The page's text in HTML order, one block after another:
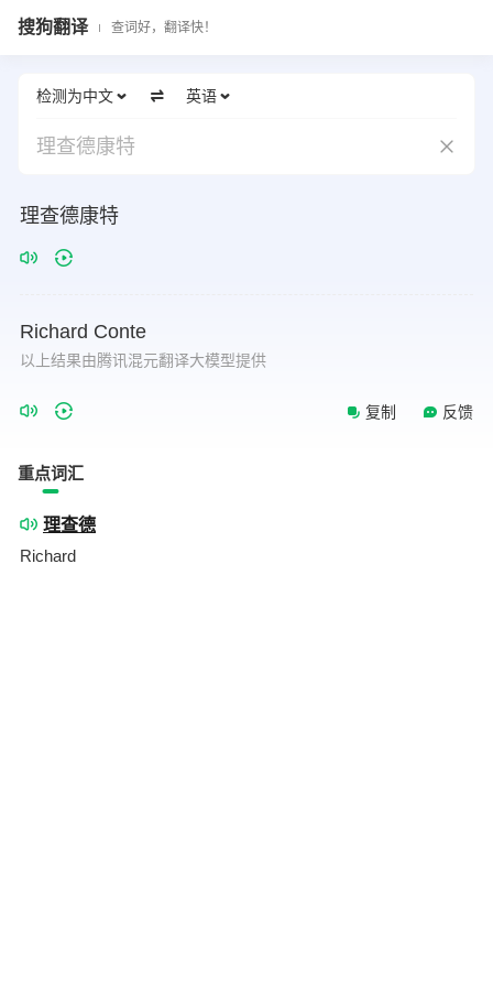
搜狗翻译 查词好，翻译快！
检测为中文 英语
理查德康特
理查德康特
Richard Conte
以上结果由腾讯混元翻译大模型提供
复制 反馈
重点词汇
理查德
Richard